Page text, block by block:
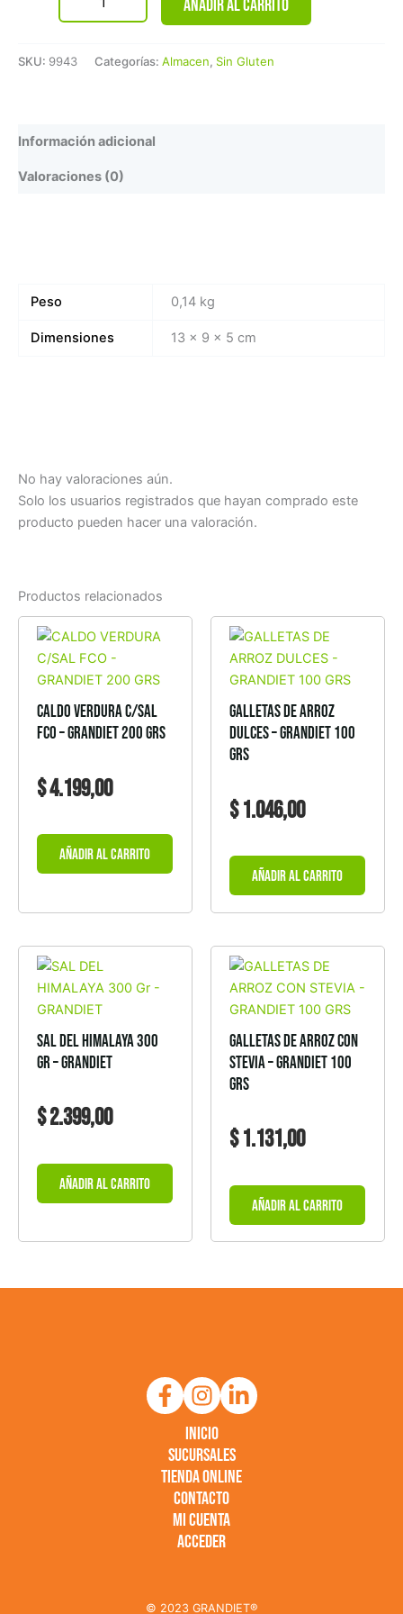
Añadir al carrito
SKU: 9943 Categorías: Almacen, Sin Gluten
Información adicional
Valoraciones (0)
Peso 0,14 kg
Dimensiones 13 × 9 × 5 cm
No hay valoraciones aún.
Solo los usuarios registrados que hayan comprado este
producto pueden hacer una valoración.
Productos relacionados
CALDO VERDURA C/SAL
FCO – GRANDIET 200 GRS
$4.199,00
Añadir al carrito
GALLETAS DE ARROZ
DULCES – GRANDIET 100
GRS
$1.046,00
Añadir al carrito
SAL DEL HIMALAYA 300
Gr – GRANDIET
$2.399,00
Añadir al carrito
GALLETAS DE ARROZ CON
STEVIA – GRANDIET 100
GRS
$1.131,00
Añadir al carrito
Inicio
Sucursales
Tienda online
Contacto
Mi Cuenta
Acceder
© 2023 GRANDIET®